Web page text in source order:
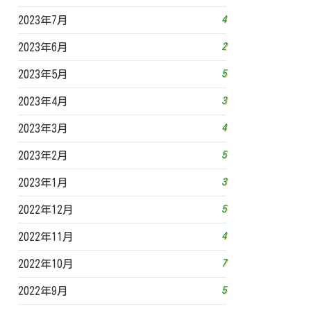
2023年7月 4
2023年6月 2
2023年5月 5
2023年4月 3
2023年3月 4
2023年2月 5
2023年1月 3
2022年12月 5
2022年11月 4
2022年10月 7
2022年9月 5